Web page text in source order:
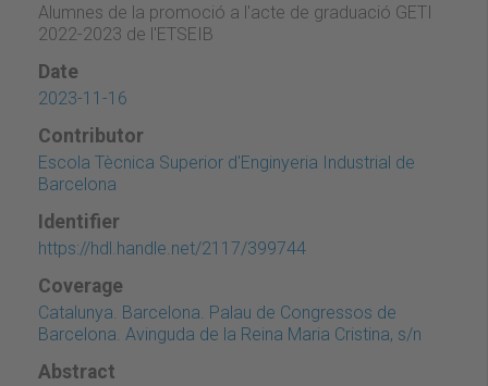
Alumnes de la promoció a l'acte de graduació GETI
2022-2023 de l'ETSEIB
Date
2023-11-16
Contributor
Escola Tècnica Superior d'Enginyeria Industrial de
Barcelona
Identifier
https://hdl.handle.net/2117/399744
Coverage
Catalunya. Barcelona. Palau de Congressos de
Barcelona. Avinguda de la Reina Maria Cristina, s/n
Abstract